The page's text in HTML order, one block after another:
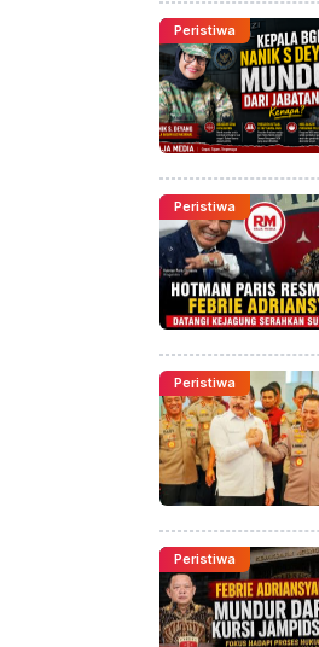
Peristiwa
Peristiwa
Peristiwa
Peristiwa